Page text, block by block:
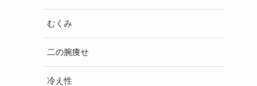
むくみ
二の腕痩せ
冷え性